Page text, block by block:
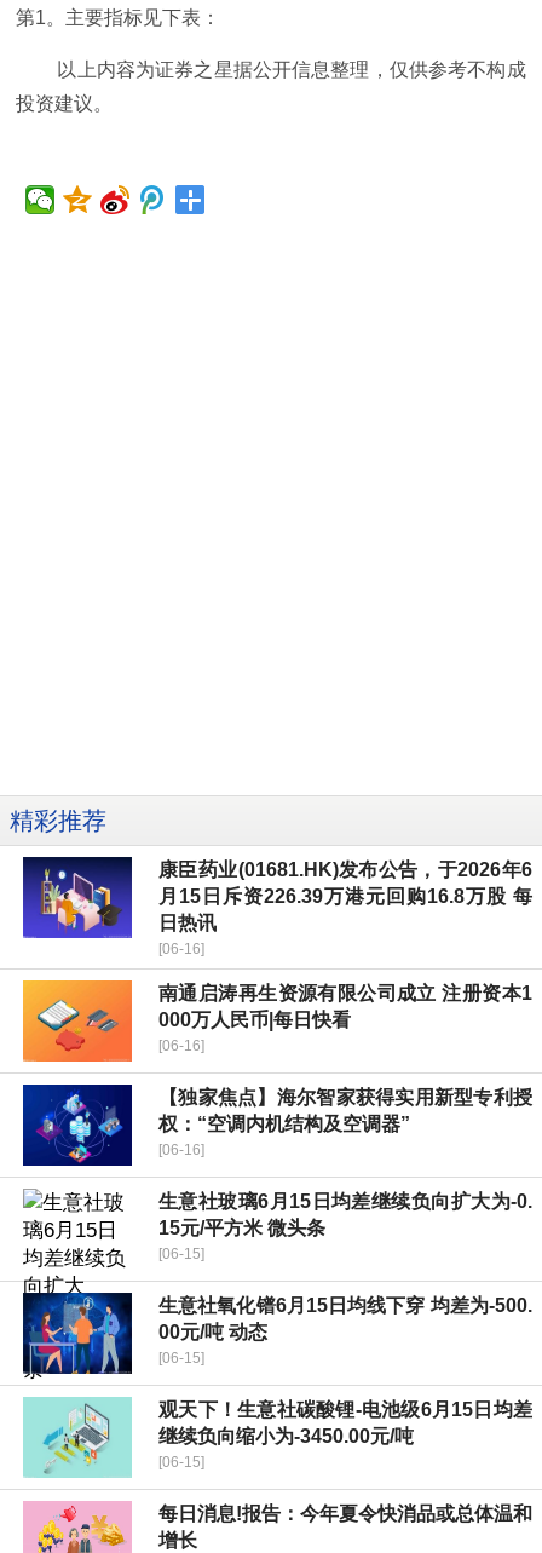
第1。主要指标见下表：
以上内容为证券之星据公开信息整理，仅供参考不构成
投资建议。
精彩推荐
康臣药业(01681.HK)发布公告，于2026年6
月15日斥资226.39万港元回购16.8万股 每
日热讯
[06-16]
南通启涛再生资源有限公司成立 注册资本1
000万人民币|每日快看
[06-16]
【独家焦点】海尔智家获得实用新型专利授
权：“空调内机结构及空调器”
[06-16]
生意社玻璃6月15日均差继续负向扩大为-0.
15元/平方米 微头条
[06-15]
生意社氧化镨6月15日均线下穿 均差为-500.
00元/吨 动态
[06-15]
观天下！生意社碳酸锂-电池级6月15日均差
继续负向缩小为-3450.00元/吨
[06-15]
每日消息!报告：今年夏令快消品或总体温和
增长